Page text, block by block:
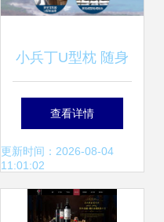
小兵丁U型枕 随身
携带的云端级睡眠
舱，颈间即刻安睡
体验——网页商城
查看详情
更新时间：2026-08-04
11:01:02